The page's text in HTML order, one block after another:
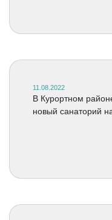
11.08.2022
В Курортном
новый санаторий